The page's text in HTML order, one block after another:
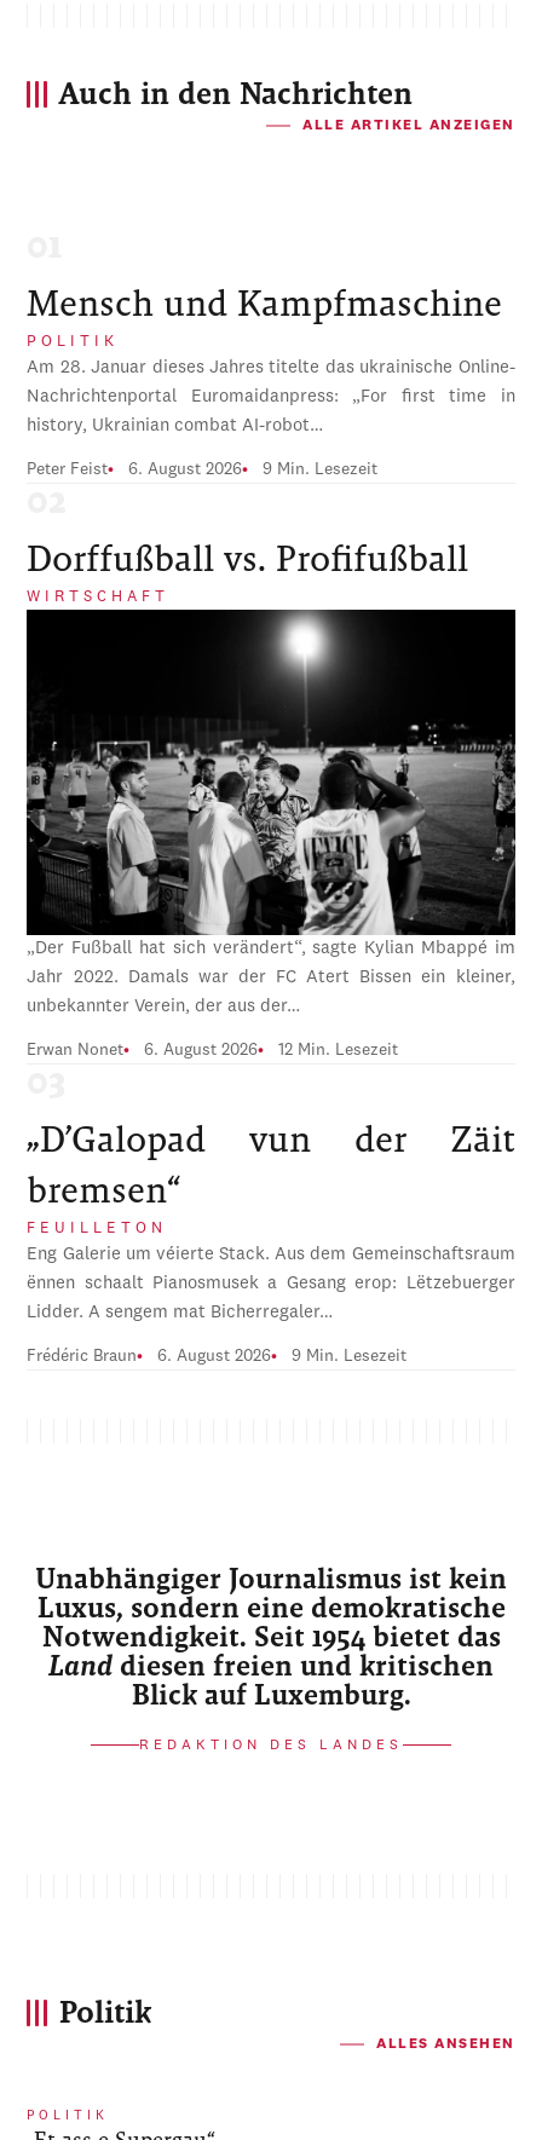
Auch in den Nachrichten
ALLE ARTIKEL ANZEIGEN
Mensch und Kampfmaschine
POLITIK
Am 28. Januar dieses Jahres titelte das ukrainische Online-
Nachrichtenportal Euromaidanpress: „For first time in
history, Ukrainian combat AI-robot…
Peter Feist 6. August 2026 9 Min. Lesezeit
Dorffußball vs. Profifußball
WIRTSCHAFT
„Der Fußball hat sich verändert“, sagte Kylian Mbappé im
Jahr 2022. Damals war der FC Atert Bissen ein kleiner,
unbekannter Verein, der aus der…
Erwan Nonet 6. August 2026 12 Min. Lesezeit
„D’Galopad vun der Zäit
bremsen“
FEUILLETON
Eng Galerie um véierte Stack. Aus dem Gemeinschaftsraum
ënnen schaalt Pianosmusek a Gesang erop: Lëtzebuerger
Lidder. A sengem mat Bicherregaler…
Frédéric Braun 6. August 2026 9 Min. Lesezeit
Unabhängiger Journalismus ist kein
Luxus, sondern eine demokratische
Notwendigkeit. Seit 1954 bietet das
Land diesen freien und kritischen
Blick auf Luxemburg.
REDAKTION DES LANDES
Politik
ALLES ANSEHEN
POLITIK